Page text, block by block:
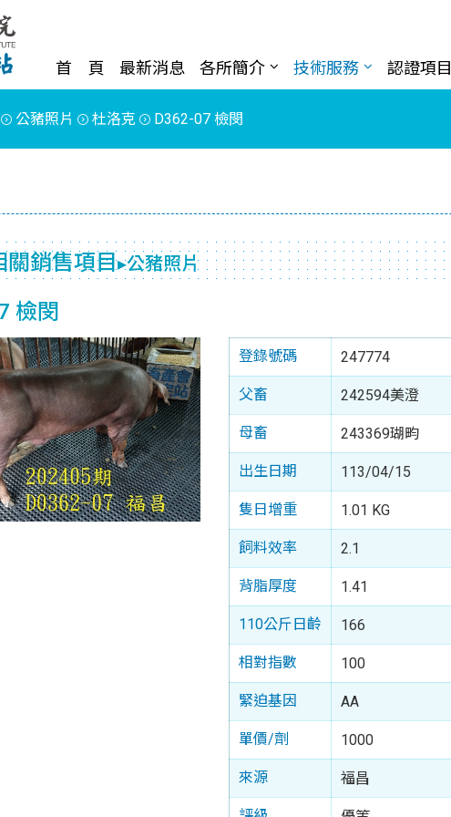
首 頁 最新消息 各所簡介 技術服務 認證項目
公豬照片 杜洛克 D362-07 檢閔
關銷售項目▸公豬照片
檢閔
登錄號碼 247774
父畜 242594美澄
母畜 243369瑚畇
出生日期 113/04/15
隻日增重 1.01 KG
飼料效率 2.1
背脂厚度 1.41
110公斤日齡 166
相對指數 100
緊迫基因 AA
單價/劑 1000
來源 福昌